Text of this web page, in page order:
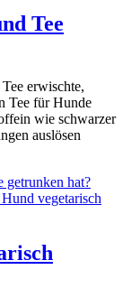
Tee
erwischte,
Tee für Hunde
wie schwarzer
auslösen
getrunken hat?